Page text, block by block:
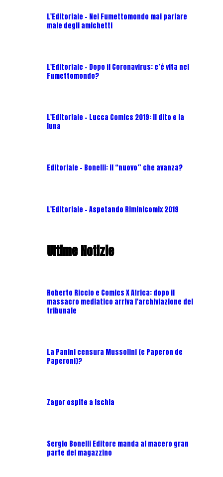
L'Editoriale - Nel Fumettomondo mai parlare
male degli amichetti
L'Editoriale - Dopo il Coronavirus: c’è vita nel
Fumettomondo?
L'Editoriale - Lucca Comics 2019: Il dito e la
luna
Editoriale - Bonelli: il “nuovo” che avanza?
L'Editoriale - Aspetando Riminicomix 2019
Ultime Notizie
Roberto Riccio e Comics X Africa: dopo il
massacro mediatico arriva l'archiviazione del
tribunale
La Panini censura Mussolini (e Paperon de
Paperoni)?
Zagor ospite a Ischia
Sergio Bonelli Editore manda al macero gran
parte del magazzino